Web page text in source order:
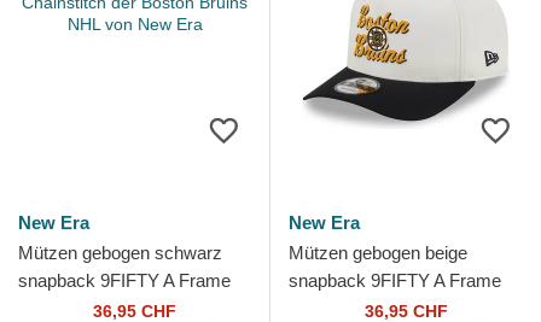
New Era
Mützen gebogen schwarz
snapback 9FIFTY A Frame
Chainstitch der Boston
36,95 CHF
New Era
Mützen gebogen beige
snapback 9FIFTY A Frame
Chainstitch der Boston Bruins
36,95 CHF